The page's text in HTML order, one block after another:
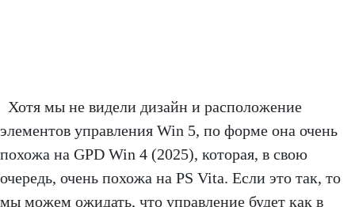
Хотя мы не видели дизайн и расположение
элементов управления Win 5, по форме она очень
похожа на GPD Win 4 (2025), которая, в свою
очередь, очень похожа на PS Vita. Если это так, то
мы можем ожидать, что управление будет как в